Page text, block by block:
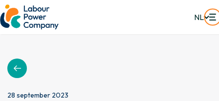
NL
28 september 2023